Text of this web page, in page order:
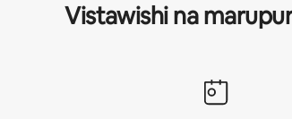
Vistawishi na